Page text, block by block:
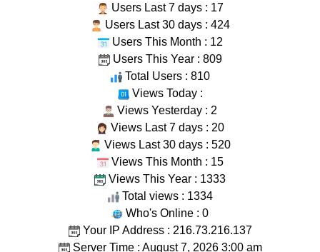
Users Last 7 days : 17
Users Last 30 days : 424
Users This Month : 12
Users This Year : 809
Total Users : 810
Views Today :
Views Yesterday : 2
Views Last 7 days : 20
Views Last 30 days : 520
Views This Month : 15
Views This Year : 1333
Total views : 1334
Who's Online : 0
Your IP Address : 216.73.216.137
Server Time : August 7, 2026 3:00 am